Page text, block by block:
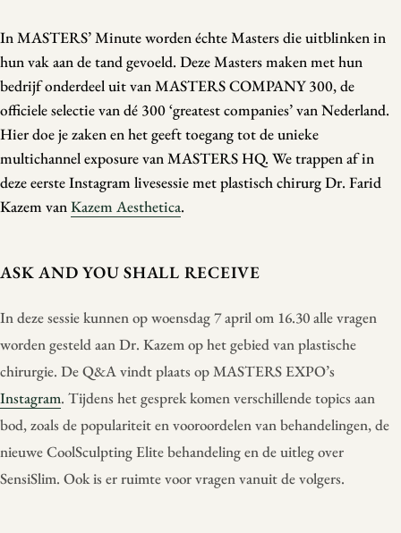
In MASTERS’ Minute worden échte Masters die uitblinken in
hun vak aan de tand gevoeld. Deze Masters maken met hun
bedrijf onderdeel uit van MASTERS COMPANY 300, de
officiele selectie van dé 300 ‘greatest companies’ van Nederland.
Hier doe je zaken en het geeft toegang tot de unieke
multichannel exposure van MASTERS HQ. We trappen af in
deze eerste Instagram livesessie met plastisch chirurg Dr. Farid
Kazem vanKazem Aesthetica.
ASK AND YOU SHALL RECEIVE
In deze sessie kunnen op woensdag 7 april om 16.30 alle vragen
worden gesteld aan Dr. Kazem op het gebied van plastische
chirurgie. De Q&A vindt plaats op MASTERS EXPO’s
Instagram. Tijdens het gesprek komen verschillende topics aan
bod, zoals de populariteit en vooroordelen van behandelingen, de
nieuwe CoolSculpting Elite behandeling en de uitleg over
SensiSlim. Ook is er ruimte voor vragen vanuit de volgers.